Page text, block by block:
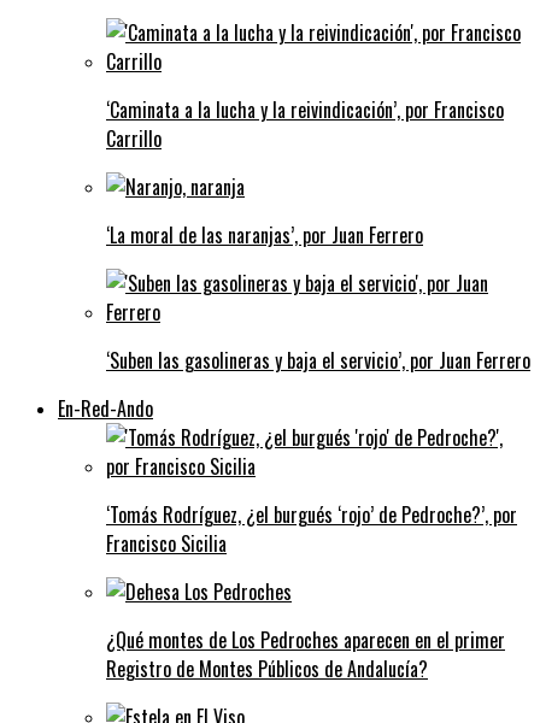
‘Caminata a la lucha y la reivindicación’, por Francisco
Carrillo
‘La moral de las naranjas’, por Juan Ferrero
‘Suben las gasolineras y baja el servicio’, por Juan Ferrero
En-Red-Ando
‘Tomás Rodríguez, ¿el burgués ‘rojo’ de Pedroche?’, por
Francisco Sicilia
¿Qué montes de Los Pedroches aparecen en el primer
Registro de Montes Públicos de Andalucía?